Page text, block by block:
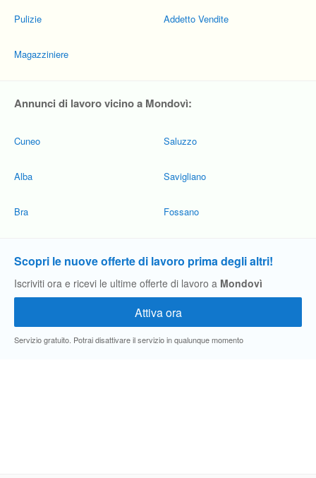
Pulizie
Magazziniere
Addetto Vendite
Annunci di lavoro vicino a Mondovì:
Cuneo
Alba
Bra
Saluzzo
Savigliano
Fossano
Scopri le nuove offerte di lavoro prima degli altri!
Iscriviti ora e ricevi le ultime offerte di lavoro a Mondovì
Servizio gratuito. Potrai disattivare il servizio in qualunque momento